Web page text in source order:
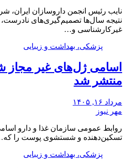
نایب رئیس انجمن داروسازان ایران،
نتیجه سال‌ها تصمیم‌گیری‌های
غیرکارشناسی و…
پزشکی، بهداشت و زیبایی
اسامی ژل‌های غیر
منتشر شد
مرداد ۱۶, ۱۴۰۵
مهر نیوز
روابط عمومی سازمان غذا و دارو
تسکین‌دهنده و شستشوی پوست را
پزشکی، بهداشت و زیبایی